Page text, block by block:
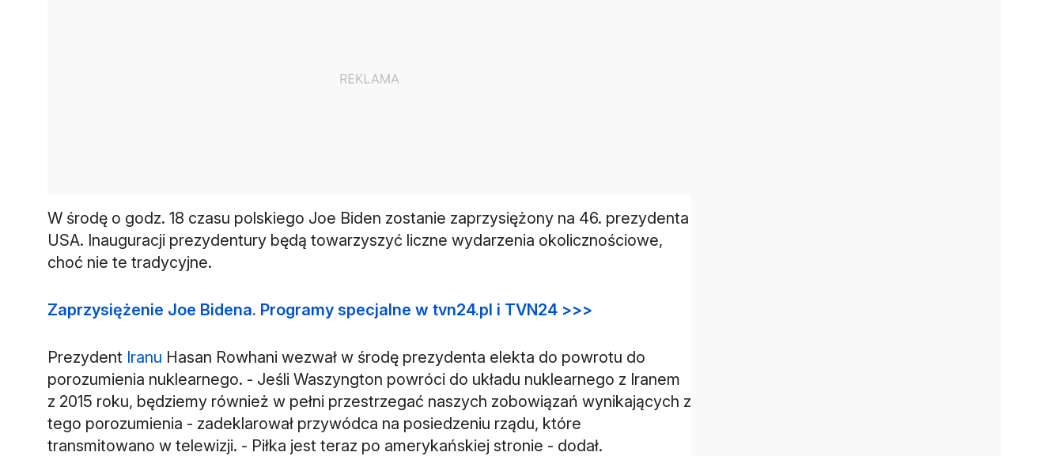
W środę o godz. 18 czasu polskiego Joe Biden zostanie zaprzysiężony na 46. prezydenta
USA. Inauguracji prezydentury będą towarzyszyć liczne wydarzenia okolicznościowe,
choć nie te tradycyjne.
Zaprzysiężenie Joe Bidena. Programy specjalne w tvn24.pl i TVN24 >>>
Prezydent Iranu Hasan Rowhani wezwał w środę prezydenta elekta do powrotu do
porozumienia nuklearnego. - Jeśli Waszyngton powróci do układu nuklearnego z Iranem
z 2015 roku, będziemy również w pełni przestrzegać naszych zobowiązań wynikających z
tego porozumienia - zadeklarował przywódca na posiedzeniu rządu, które
transmitowano w telewizji. - Piłka jest teraz po amerykańskiej stronie - dodał.